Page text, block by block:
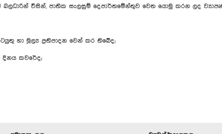
විසින්, ජාතික සැලසුම් දෙපාර්තමේන්තුව වෙත යොමු කරන ලද
හා මූල්‍ය ප්‍රතිපාදන වෙන් කර තිබේද;
කවරේද;